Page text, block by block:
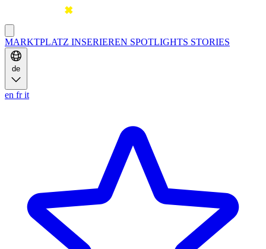
MARKTPLATZ INSERIEREN SPOTLIGHTS STORIES
de
en frit